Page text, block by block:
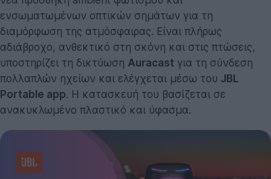
ενσωματωμένων οπτικών σημάτων για τη
διαμόρφωση της ατμόσφαιρας. Είναι πλήρως
αδιάβροχο, ανθεκτικό στη σκόνη και στις πτώσεις,
υποστηρίζει τη δικτύωση Auracast για τη σύνδεση
πολλαπλών ηχείων και ελέγχεται μέσω του JBL
Portable app. Η κατασκευή του βασίζεται σε
ανακυκλωμένο πλαστικό και ύφασμα.